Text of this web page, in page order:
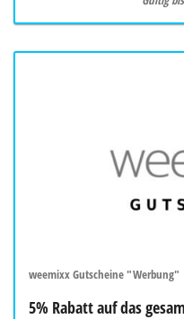
weemixx Gutscheine "Werbung"
5% Rabatt auf das